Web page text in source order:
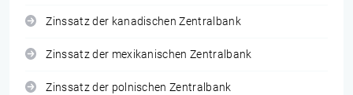
Zinssatz der kanadischen Zentralbank
Zinssatz der mexikanischen Zentralbank
Zinssatz der polnischen Zentralbank